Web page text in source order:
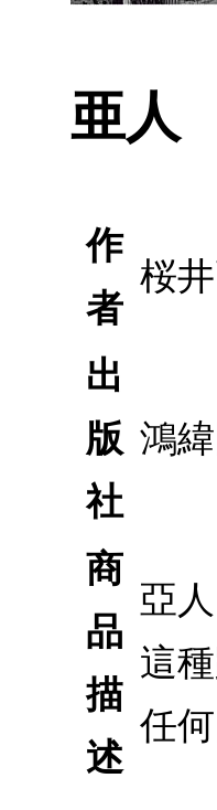
亜人
作
者
桜
出
版
社
鴻
商
品
描
述
亞
這
任